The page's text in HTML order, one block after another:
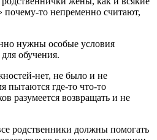
почему-то непременно считают,
нужны особые условия
обучения.
нет, не было и не
пытаются где-то что-то
разумеется возвращать и не
родственники должны помогать